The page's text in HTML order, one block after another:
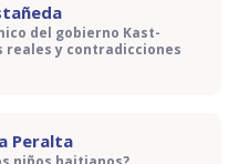
del gobierno Kast-
reales y contradicciones
Peralta